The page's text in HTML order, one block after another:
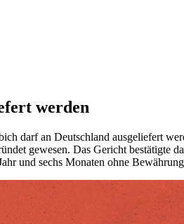
werden
darf an Deutschland ausgeliefert
gewesen. Das Gericht
und sechs Monaten ohne